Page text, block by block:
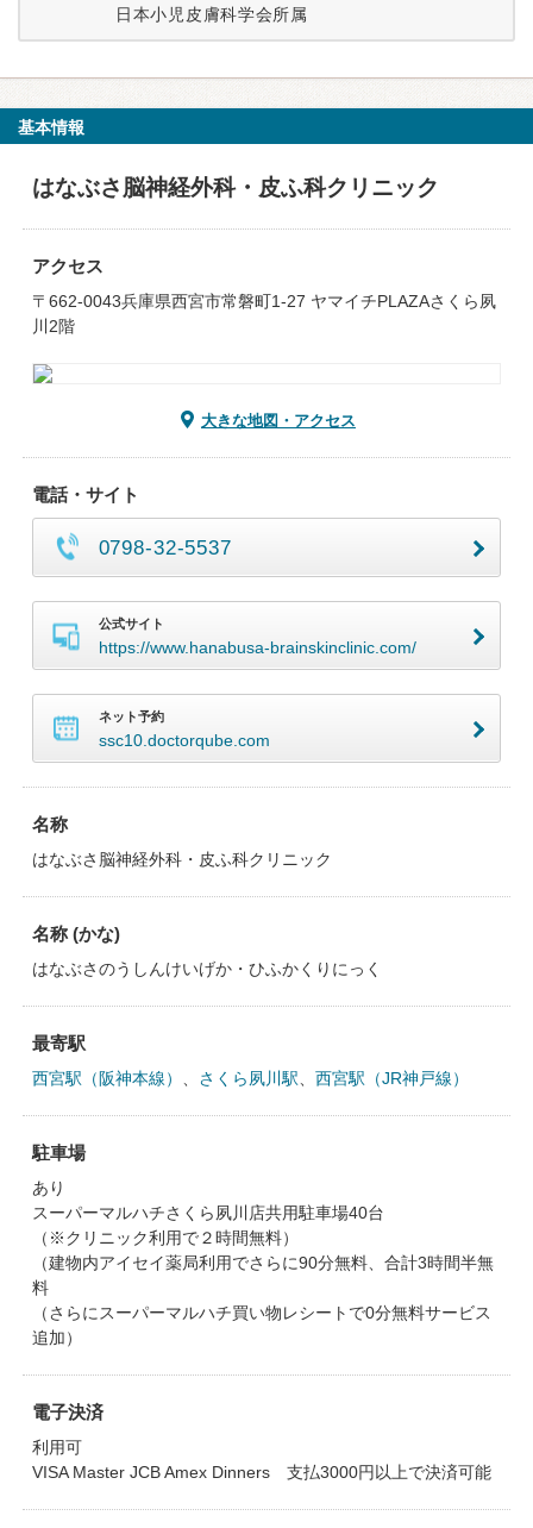
日本小児皮膚科学会所属
基本情報
はなぶさ脳神経外科・皮ふ科クリニック
アクセス
〒662-0043兵庫県西宮市常磐町1-27 ヤマイチPLAZAさくら夙
川2階
大きな地図・アクセス
電話・サイト
0798-32-5537
公式サイト
https://www.hanabusa-brainskinclinic.com/
ネット予約
ssc10.doctorqube.com
名称
はなぶさ脳神経外科・皮ふ科クリニック
名称 (かな)
はなぶさのうしんけいげか・ひふかくりにっく
最寄駅
西宮駅（阪神本線） 、 さくら夙川駅、 西宮駅（JR神戸線）
駐車場
あり
スーパーマルハチさくら夙川店共用駐車場40台
（※クリニック利用で２時間無料）
（建物内アイセイ薬局利用でさらに90分無料、合計3時間半無
料
（さらにスーパーマルハチ買い物レシートで0分無料サービス
追加）
電子決済
利用可
VISA Master JCB Amex Dinners 支払3000円以上で決済可能